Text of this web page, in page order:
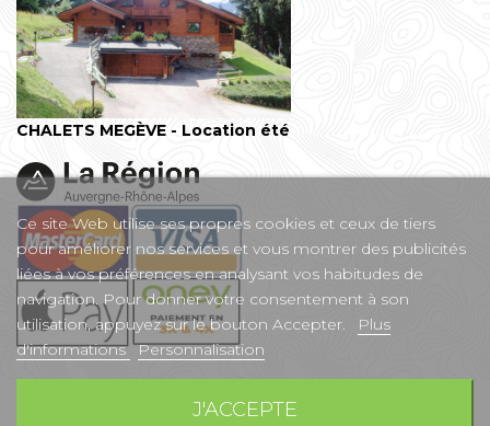
CHALETS MEGÈVE - Location été
Ce site Web utilise ses propres cookies et ceux de tiers
pour améliorer nos services et vous montrer des publicités
liées à vos préférences en analysant vos habitudes de
navigation. Pour donner votre consentement à son
utilisation, appuyez sur le bouton Accepter.
Plus
d'informations Personnalisation
J'ACCEPTE
Réalisé parSextant Creative